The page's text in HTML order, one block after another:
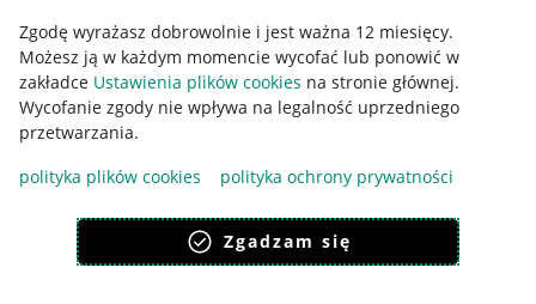
Zgodę wyrażasz dobrowolnie i jest ważna 12 miesięcy.
Możesz ją w każdym momencie wycofać lub ponowić w
zakładce Ustawienia plików cookies na stronie głównej.
Wycofanie zgody nie wpływa na legalność uprzedniego
przetwarzania.
polityka plików cookies
polityka ochrony prywatności
Zgadzam się
Pobierz aplikację